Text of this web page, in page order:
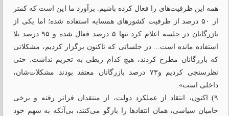
همه این ظرفیت‌های را فعال کرده باشیم. برآورد ما این است که کمتر
از ۵۰ درصد از ظرفیت کشورهای همسایه استفاده شده؛ اما یکی از
بازرگانان در جلسه اعلام کرد تنها ۵ درصد فعال شده و ۹۵ درصد بلا
استفاده مانده است... در جلساتی که تاکنون برگزار کردیم، مشکلاتی
که بازرگانان مطرح کردند، هیچ‌ کدام ربطی به تحریم نداشت. حتی
نظرسنجی کردیم و۷۳ درصد بازرگانان معتقد بودند مشکلات‌شان،
داخلی است».
۹) اکنون، انتقاد از عملکرد دولت، از منتقدان فراتر رفته و برخی
حامیان سیاسی، همان انتقادها را بازگو می‌کنند، بی‌آنکه به سهم خود